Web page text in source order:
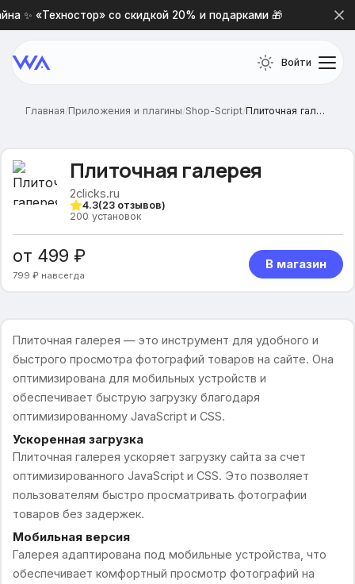
✨ «Техностор» со скидкой 20% и подарками 🎁
Войти
Главная/Приложения и плагины/Shop-Script/ Плиточная галерея
Плиточная галерея
2clicks.ru
4.3(23отзывов)
200 установок
от 499 ₽
799 ₽ навсегда
В магазин
Плиточная галерея — это инструмент для удобного и
быстрого просмотра фотографий товаров на сайте. Она
оптимизирована для мобильных устройств и
обеспечивает быструю загрузку благодаря
оптимизированному JavaScript и CSS.
Ускоренная загрузка
Плиточная галерея ускоряет загрузку сайта за счет
оптимизированного JavaScript и CSS. Это позволяет
пользователям быстро просматривать фотографии
товаров без задержек.
Мобильная версия
Галерея адаптирована под мобильные устройства, что
обеспечивает комфортный просмотр фотографий на